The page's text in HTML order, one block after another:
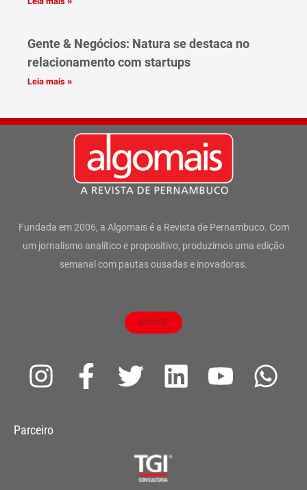
Gente & Negócios: Natura se destaca no
relacionamento com startups
Leia mais »
Fundada em 2006, a Algomais é a Revista de Pernambuco. Com
um jornalismo analítico e propositivo, produzimos uma edição
semanal com pautas ousadas e inovadoras.
ASSINE
I
s
F
a
T
t
L
Y
W
Parceiro